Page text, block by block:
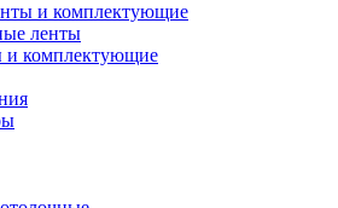
и комплектующие
ленты
и комплектующие